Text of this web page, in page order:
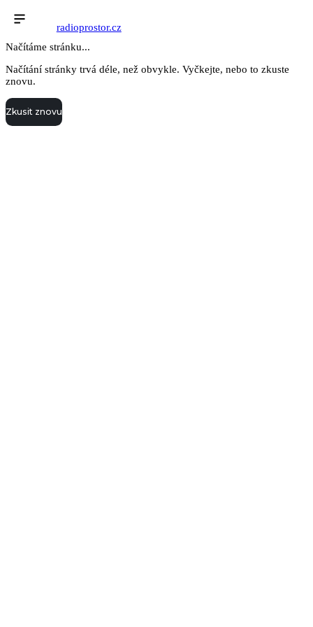
radioprostor.cz
Načítáme stránku...
Načítání stránky trvá déle, než obvykle. Vyčkejte, nebo to zkuste
znovu.
Zkusit znovu